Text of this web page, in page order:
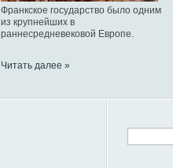
Франкское государство было одним
из крупнейших в
раннесредневековой Европе.
Читать далее »